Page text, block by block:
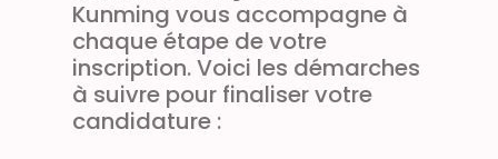
Kunming vous accompagne à
chaque étape de votre
inscription. Voici les démarches
à suivre pour finaliser votre
candidature :